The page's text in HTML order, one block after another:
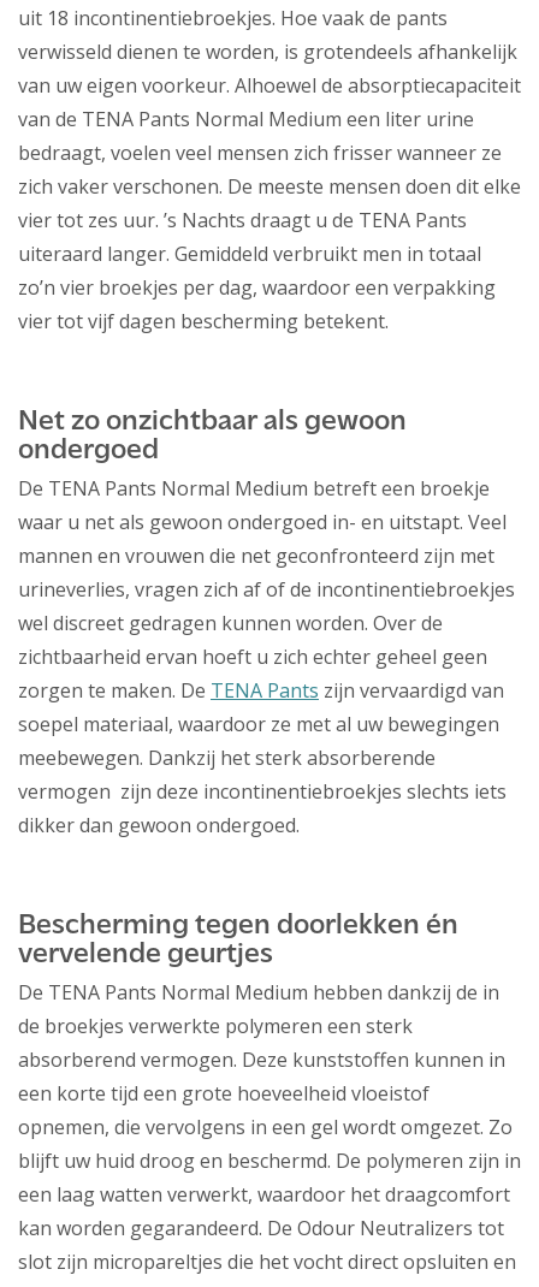
uit 18 incontinentiebroekjes. Hoe vaak de pants
verwisseld dienen te worden, is grotendeels afhankelijk
van uw eigen voorkeur. Alhoewel de absorptiecapaciteit
van de TENA Pants Normal Medium een liter urine
bedraagt, voelen veel mensen zich frisser wanneer ze
zich vaker verschonen. De meeste mensen doen dit elke
vier tot zes uur. ’s Nachts draagt u de TENA Pants
uiteraard langer. Gemiddeld verbruikt men in totaal
zo’n vier broekjes per dag, waardoor een verpakking
vier tot vijf dagen bescherming betekent.
Net zo onzichtbaar als gewoon
ondergoed
De TENA Pants Normal Medium betreft een broekje
waar u net als gewoon ondergoed in- en uitstapt. Veel
mannen en vrouwen die net geconfronteerd zijn met
urineverlies, vragen zich af of de incontinentiebroekjes
wel discreet gedragen kunnen worden. Over de
zichtbaarheid ervan hoeft u zich echter geheel geen
zorgen te maken. De TENA Pants zijn vervaardigd van
soepel materiaal, waardoor ze met al uw bewegingen
meebewegen. Dankzij het sterk absorberende
vermogen zijn deze incontinentiebroekjes slechts iets
dikker dan gewoon ondergoed.
Bescherming tegen doorlekken én
vervelende geurtjes
De TENA Pants Normal Medium hebben dankzij de in
de broekjes verwerkte polymeren een sterk
absorberend vermogen. Deze kunststoffen kunnen in
een korte tijd een grote hoeveelheid vloeistof
opnemen, die vervolgens in een gel wordt omgezet. Zo
blijft uw huid droog en beschermd. De polymeren zijn in
een laag watten verwerkt, waardoor het draagcomfort
kan worden gegarandeerd. De Odour Neutralizers tot
slot zijn micropareltjes die het vocht direct opsluiten en